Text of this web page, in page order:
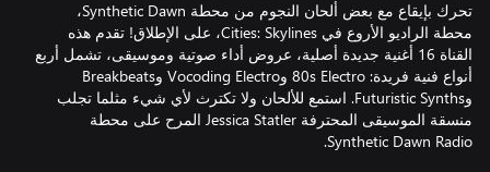
تحرك بإيقاع مع بعض ألحان النجوم من محطة Synthetic Dawn،
محطة الراديو الأروع في Cities: Skylines، على الإطلاق! تقدم هذه
القناة 16 أغنية جديدة أصلية، عروض أداء صوتية وموسيقى، تشمل أربع
أنواع فنية فريدة: 80s Electro وVocoding Electro وBreakbeats
وFuturistic Synths. استمع للألحان ولا تكترث لأي شيء مثلما تجلب
منسقة الموسيقى المحترفة Jessica Statler المرح على محطة
Synthetic Dawn Radio.